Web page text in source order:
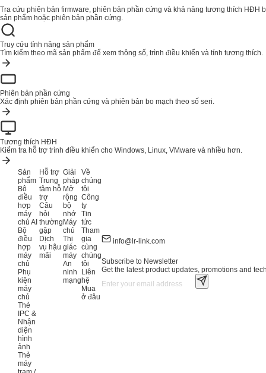
Tra cứu phiên bản firmware, phiên bản phần cứng và khả năng tương thích HĐH
sản phẩm hoặc phiên bản phần cứng.
Truy cứu tính năng sản phẩm
Tìm kiếm theo mã sản phẩm để xem thông số, trình điều khiển và tính tương thích.
Phiên bản phần cứng
Xác định phiên bản phần cứng và phiên bản bo mạch theo số seri.
Tương thích HĐH
Kiểm tra hỗ trợ trình điều khiển cho Windows, Linux, VMware và nhiều hơn.
Sản
phẩm
Bộ
điều
hợp
máy
chủ AI
Bộ
điều
hợp
máy
chủ
Phụ
kiện
máy
chủ
Thẻ
IPC &
Nhận
diện
hình
ảnh
Thẻ
máy
Hỗ trợ
Trung
tâm hỗ
trợ
Câu
hỏi
thường
gặp
Dịch
vụ hậu
mãi
Giải
pháp
Mở
rộng
bộ
nhớ
Máy
chủ
Thị
giác
máy
An
ninh
mạng
Về
chúng
tôi
Công
ty
Tin
tức
Tham
gia
cùng
chúng
tôi
Liên
hệ
Mua
ở đâu
info@lr-link.com
Subscribe to Newsletter
Get the latest product updates, promotions and